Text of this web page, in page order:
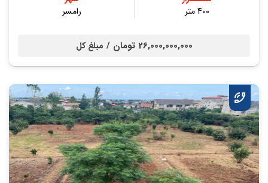
400 متر
رامسر
26,000,000,000 تومان / مبلغ کل